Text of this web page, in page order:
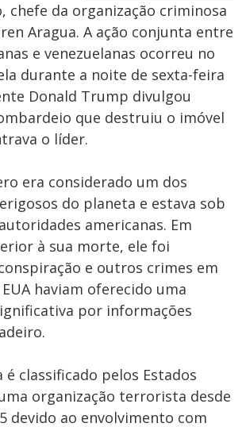
chefe da organização criminosa
Aragua. A ação conjunta entre
e venezuelanas ocorreu no
durante a noite de sexta-feira
Donald Trump divulgou
que destruiu o imóvel
o líder.
era considerado um dos
do planeta e estava sob
americanas. Em
à sua morte, ele foi
e outros crimes em
haviam oferecido uma
por informações
é classificado pelos Estados
organização terrorista desde
devido ao envolvimento com